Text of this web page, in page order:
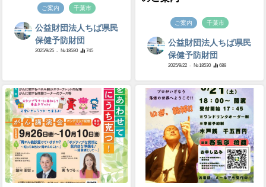
ご案内 千葉市
公益財団法人ちば県民
保健予防財団
2025/9/25 - №18580 745
ご案内 千葉市
公益財団法人ちば県民
保健予防財団
2025/9/22 - №18530 688